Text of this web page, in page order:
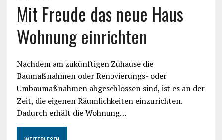
Mit Freude das neue Haus
Wohnung einrichten
Nachdem am zukünftigen Zuhause die
Baumaßnahmen oder Renovierungs- oder
Umbaumaßnahmen abgeschlossen sind, ist es an der
Zeit, die eigenen Räumlichkeiten einzurichten.
Dadurch erhält die Wohnung…